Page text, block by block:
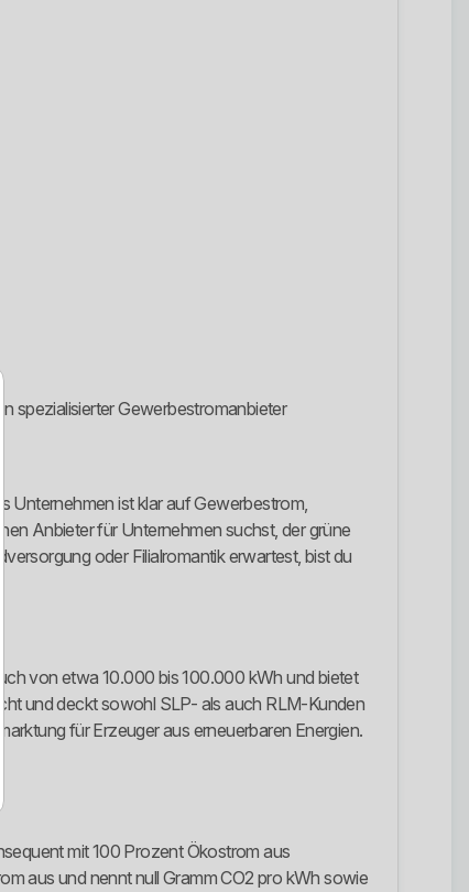
spezialisierter Gewerbestromanbieter
Unternehmen ist klar auf Gewerbestrom,
Anbieter für Unternehmen suchst, der grüne
oder Filialromantik erwartest, bist du
von etwa 10.000 bis 100.000 kWh und bietet
und deckt sowohl SLP- als auch RLM-Kunden
für Erzeuger aus erneuerbaren Energien.
mit 100 Prozent Ökostrom aus
aus und nennt null Gramm CO2 pro kWh sowie